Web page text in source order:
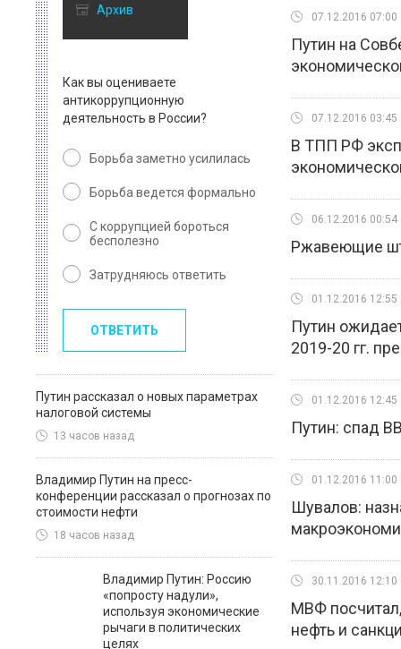
Архив
Как вы оцениваете
антикоррупционную
деятельность в России?
Борьба заметно усилилась
Борьба ведется формально
С коррупцией бороться
бесполезно
Затрудняюсь ответить
ОТВЕТИТЬ
Путин рассказал о новых параметрах
налоговой системы
13 часов назад
Владимир Путин на пресс-
конференции рассказал о прогнозах по
стоимости нефти
18 часов назад
Владимир Путин: Россию
«попросту надули»,
используя экономические
рычаги в политических
целях
07.12.2016 07:00
Путин на
07.12.2016 03:45
В ТПП РФ
06.12.2016 00:54
Ржавеющие
01.12.2016 12:55
Путин
2019-20 гг.
01.12.2016 12:45
Путин: спад
01.12.2016 11:00
Шувалов:
30.11.2016 12:10
МВФ
нефть и